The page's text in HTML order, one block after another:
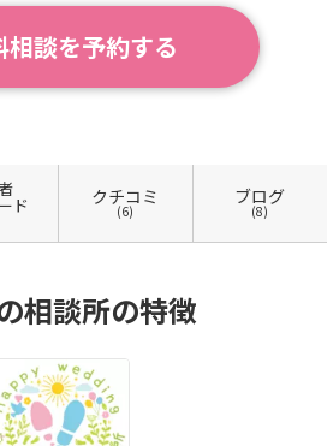
相談を予約する
ド クチコミ
(6)
ブログ
(8)
相談所の特徴